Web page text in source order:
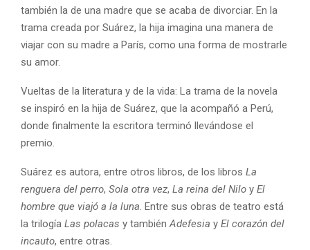
también la de una madre que se acaba de divorciar. En la
trama creada por Suárez, la hija imagina una manera de
viajar con su madre a París, como una forma de mostrarle
su amor.
Vueltas de la literatura y de la vida: La trama de la novela
se inspiró en la hija de Suárez, que la acompañó a Perú,
donde finalmente la escritora terminó llevándose el
premio.
Suárez es autora, entre otros libros, de los libros La
renguera del perro, Sola otra vez, La reina del Nilo y El
hombre que viajó a la luna. Entre sus obras de teatro está
la trilogía Las polacas y tambiénAdefesia y El corazón del
incauto, entre otras.